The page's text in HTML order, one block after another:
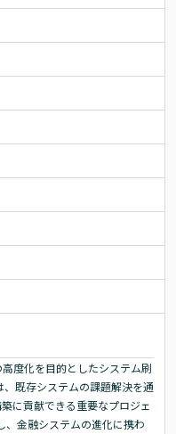
度化を目的としたシステム刷
既存システムの課題解決を通
に貢献できる重要なプロジェ
、金融システムの進化に携わ